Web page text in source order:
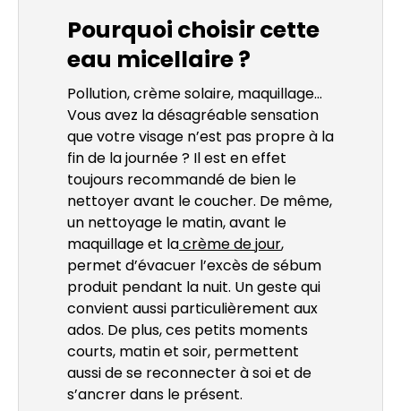
Pourquoi choisir cette
eau micellaire ?
Pollution, crème solaire, maquillage…
Vous avez la désagréable sensation
que votre visage n’est pas propre à la
fin de la journée ? Il est en effet
toujours recommandé de bien le
nettoyer avant le coucher. De même,
un nettoyage le matin, avant le
maquillage et lacrème de jour,
permet d’évacuer l’excès de sébum
produit pendant la nuit. Un geste qui
convient aussi particulièrement aux
ados. De plus, ces petits moments
courts, matin et soir, permettent
aussi de se reconnecter à soi et de
s’ancrer dans le présent.